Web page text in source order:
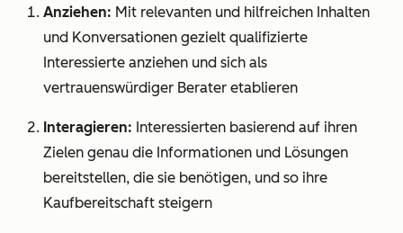
Anziehen: Mit relevanten und hilfreichen Inhalten
und Konversationen gezielt qualifizierte
Interessierte anziehen und sich als
vertrauenswürdiger Berater etablieren
Interagieren: Interessierten basierend auf ihren
Zielen genau die Informationen und Lösungen
bereitstellen, die sie benötigen, und so ihre
Kaufbereitschaft steigern